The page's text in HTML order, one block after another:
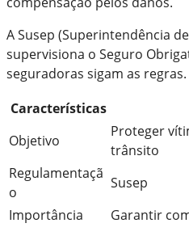
A Susep (Superintendência
supervisiona o Seguro
seguradoras sigam as regras.
Características
Objetivo
Proteger
trânsito
Regulamentaçã
o
Susep
Importância
Garantir